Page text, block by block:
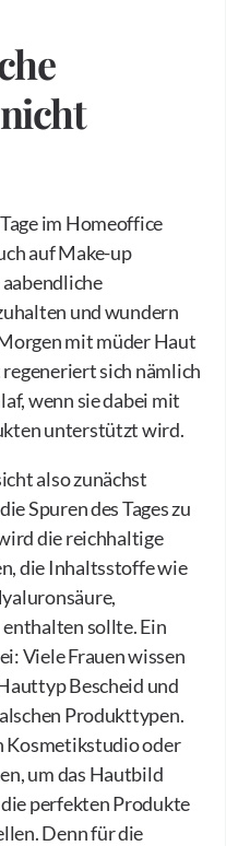
im Homeoffice
auf Make-up
und wundern
mit müder Haut
sich nämlich
wenn sie dabei mit
unterstützt wird.
also zunächst
Spuren des Tages zu
die reichhaltige
die Inhaltsstoffe wie
sollte. Ein
Viele Frauen wissen
Bescheid und
Produkttypen.
Kosmetikstudio oder
um das Hautbild
perfekten Produkte
Denn für die